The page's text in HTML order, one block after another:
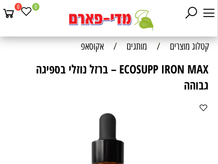
0 0
קטלוג מוצרים / מותגים / אקוסאפ
ECOSUPP IRON MAX – ברזל נוזלי בספיגה
גבוהה